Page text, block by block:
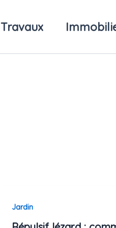
Travaux
Jardin